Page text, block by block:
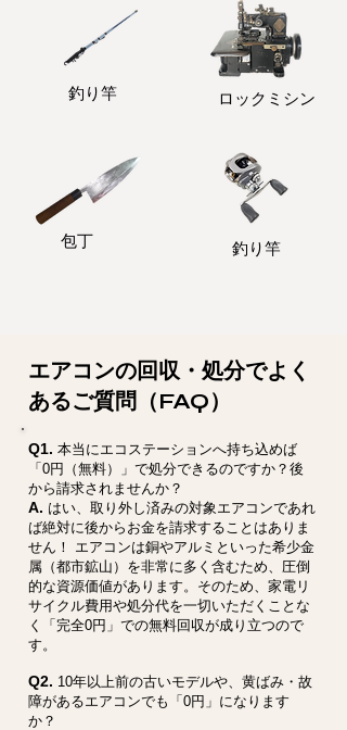
釣り竿 ロックミシン
包丁 釣り竿
エアコンの回収・処分でよく
あるご質問（FAQ）
Q1. 本当にエコステーションへ持ち込めば
「0円（無料）」で処分できるのですか？後
から請求されませんか？
A. はい、取り外し済みの対象エアコンであれ
ば絶対に後からお金を請求することはありま
せん！ エアコンは銅やアルミといった希少金
属（都市鉱山）を非常に多く含むため、圧倒
的な資源価値があります。そのため、家電リ
サイクル費用や処分代を一切いただくことな
く「完全0円」での無料回収が成り立つので
す。
Q2. 10年以上前の古いモデルや、黄ばみ・故
障があるエアコンでも「0円」になります
か？